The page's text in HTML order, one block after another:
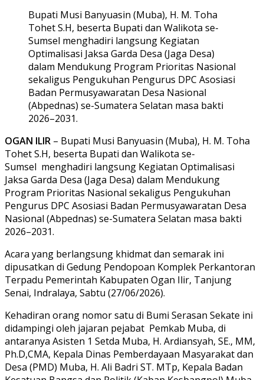
Bupati Musi Banyuasin (Muba), H. M. Toha
Tohet S.H, beserta Bupati dan Walikota se-
Sumsel menghadiri langsung Kegiatan
Optimalisasi Jaksa Garda Desa (Jaga Desa)
dalam Mendukung Program Prioritas Nasional
sekaligus Pengukuhan Pengurus DPC Asosiasi
Badan Permusyawaratan Desa Nasional
(Abpednas) se-Sumatera Selatan masa bakti
2026–2031.
OGAN ILIR – Bupati Musi Banyuasin (Muba), H. M. Toha
Tohet S.H, beserta Bupati dan Walikota se-
Sumsel menghadiri langsung Kegiatan Optimalisasi
Jaksa Garda Desa (Jaga Desa) dalam Mendukung
Program Prioritas Nasional sekaligus Pengukuhan
Pengurus DPC Asosiasi Badan Permusyawaratan Desa
Nasional (Abpednas) se-Sumatera Selatan masa bakti
2026–2031.
Acara yang berlangsung khidmat dan semarak ini
dipusatkan di Gedung Pendopoan Komplek Perkantoran
Terpadu Pemerintah Kabupaten Ogan Ilir, Tanjung
Senai, Indralaya, Sabtu (27/06/2026).
Kehadiran orang nomor satu di Bumi Serasan Sekate ini
didampingi oleh jajaran pejabat Pemkab Muba, di
antaranya Asisten 1 Setda Muba, H. Ardiansyah, SE., MM,
Ph.D,CMA, Kepala Dinas Pemberdayaan Masyarakat dan
Desa (PMD) Muba, H. Ali Badri ST. MTp, Kepala Badan